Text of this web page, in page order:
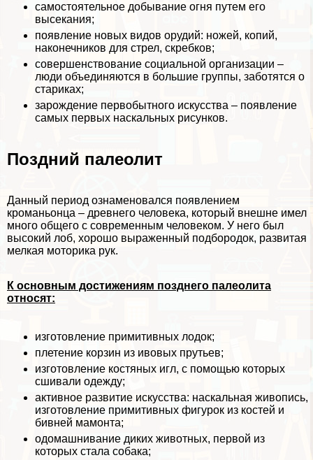
самостоятельное добывание огня путем его
высекания;
появление новых видов орудий: ножей, копий,
наконечников для стрел, скребков;
совершенствование социальной организации –
люди объединяются в большие группы, заботятся о
стариках;
зарождение первобытного искусства – появление
самых первых наскальных рисунков.
Поздний палеолит
Данный период ознаменовался появлением
кроманьонца – древнего человека, который внешне имел
много общего с современным человеком. У него был
высокий лоб, хорошо выраженный подбородок, развитая
мелкая моторика рук.
К основным достижениям позднего палеолита
относят:
изготовление примитивных лодок;
плетение корзин из ивовых прутьев;
изготовление костяных игл, с помощью которых
сшивали одежду;
активное развитие искусства: наскальная живопись,
изготовление примитивных фигурок из костей и
бивней мамонта;
одомашнивание диких животных, первой из
которых стала собака;